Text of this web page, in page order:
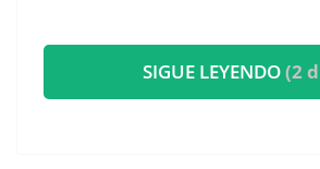
SIGUE LEYENDO(2